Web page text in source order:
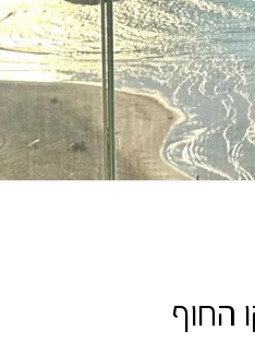
החוף